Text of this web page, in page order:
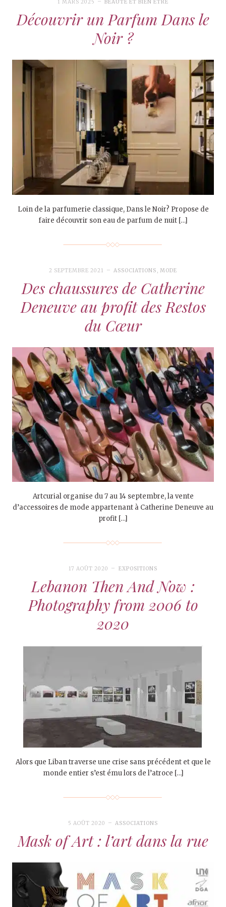
1 MARS 2025 BEAUTÉ ET BIEN ÊTRE
Découvrir un Parfum Dans le
Noir ?
Loin de la parfumerie classique, Dans le Noir? Propose de
faire découvrir son eau de parfum de nuit […]
2 SEPTEMBRE 2021 ASSOCIATIONS MODE
Des chaussures de Catherine
Deneuve au profit des Restos
du Cœur
Artcurial organise du 7 au 14 septembre, la vente
d’accessoires de mode appartenant à Catherine Deneuve au
profit […]
17 AOÛT 2020 EXPOSITIONS
Lebanon Then And Now :
Photography from 2006 to
2020
Alors que Liban traverse une crise sans précédent et que le
monde entier s’est ému lors de l’atroce […]
5 AOÛT 2020 ASSOCIATIONS
Mask of Art : l’art dans la rue